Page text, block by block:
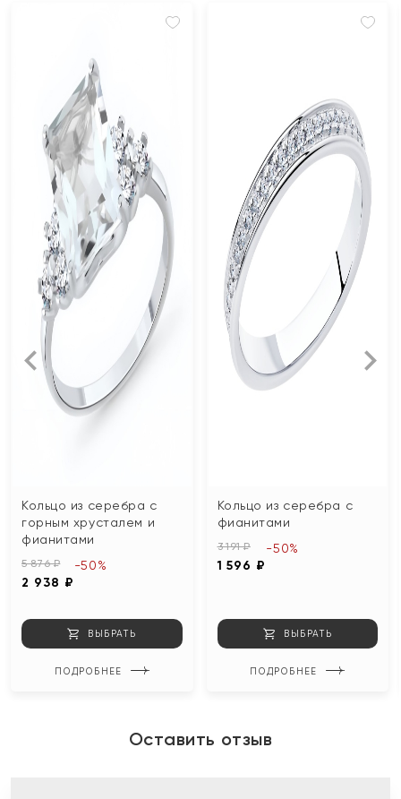
Кольцо из серебра с
горным хрусталем и
фианитами
5 876 ₽
2 938 ₽
-50%
ВЫБРАТЬ
ПОДРОБНЕЕ
Кольцо из серебра с
фианитами
3 191 ₽
1 596 ₽
-50%
ВЫБРАТЬ
ПОДРОБНЕЕ
Оставить отзыв